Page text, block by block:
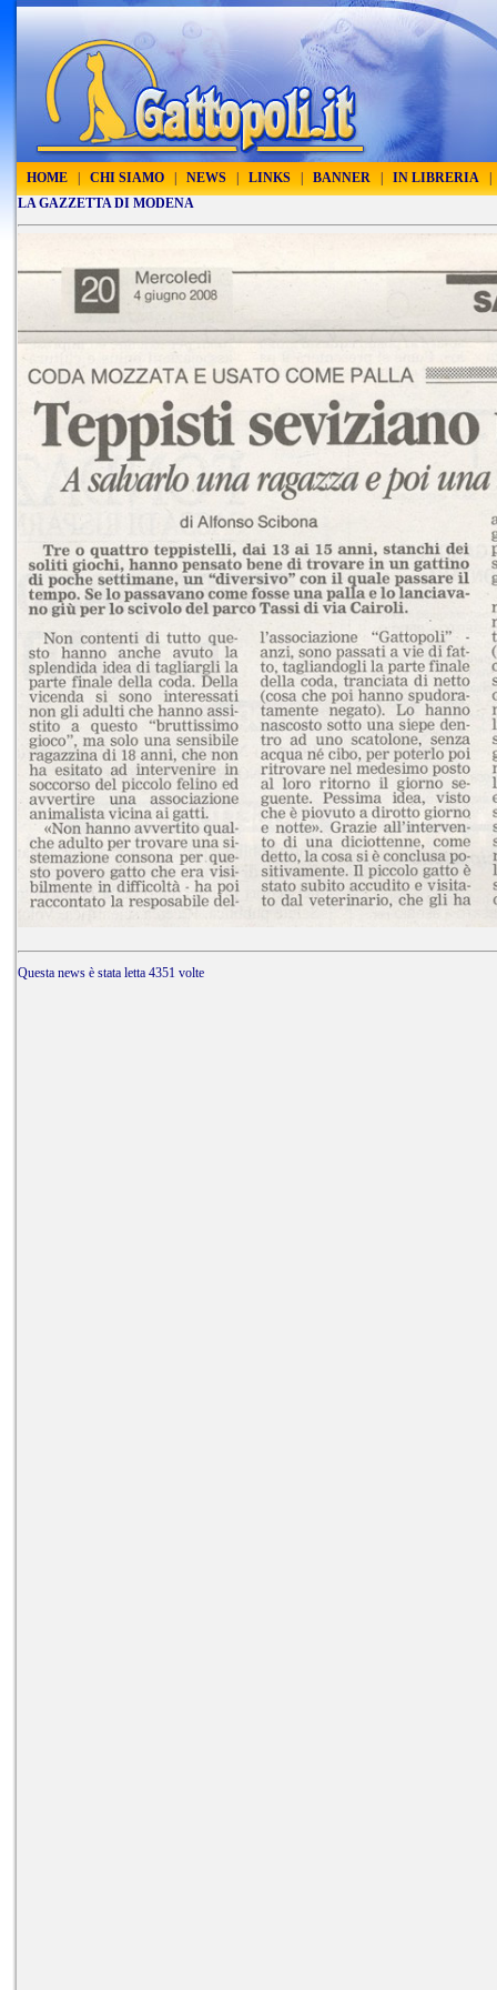
HOME| CHI SIAMO| NEWS| LINKS| BANNER| IN LIBRERIA|
LA GAZZETTA DI MODENA
Questa news è stata letta 4351 volte